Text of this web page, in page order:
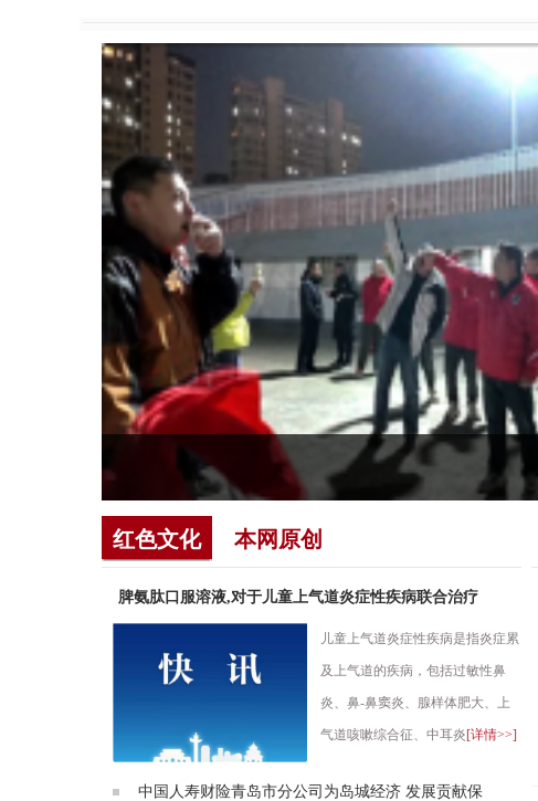
红色文化 本网原创
脾氨肽口服溶液,对于儿童上气道炎症性疾病联合治疗
儿童上气道炎症性疾病是指炎症累
及上气道的疾病，包括过敏性鼻
炎、鼻-鼻窦炎、腺样体肥大、上
气道咳嗽综合征、中耳炎[详情>>]
中国人寿财险青岛市分公司为岛城经济 发展贡献保